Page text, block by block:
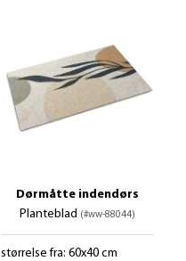
Dørmåtte indendørs
Planteblad (#ww-88044)
størrelse fra: 60x40 cm